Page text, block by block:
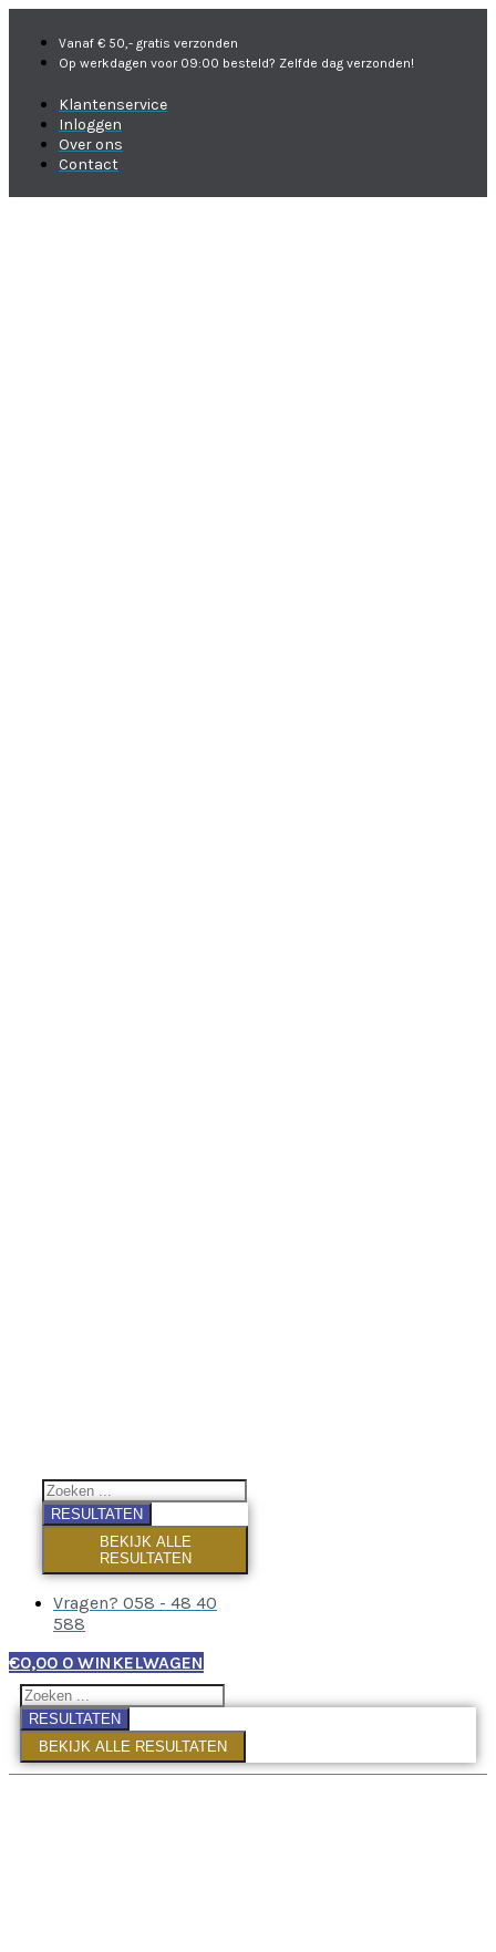
Vanaf € 50,- gratis verzonden
Op werkdagen voor 09:00 besteld? Zelfde dag verzonden!
Klantenservice
Inloggen
Over ons
Contact
RESULTATEN
BEKIJK ALLE
RESULTATEN
Vragen? 058 - 48 40
588
€0,00 0 WINKELWAGEN
RESULTATEN
BEKIJK ALLE RESULTATEN